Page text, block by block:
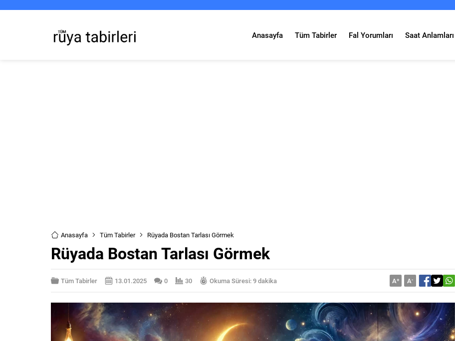
Anasayfa Tüm Tabirler Fal Yorumları Saat Anlamları
Anasayfa Tüm Tabirler Rüyada Bostan Tarlası Görmek
Rüyada Bostan Tarlası Görmek
Tüm Tabirler 13.01.2025 0 30 Okuma Süresi: 9 dakika A+ A-